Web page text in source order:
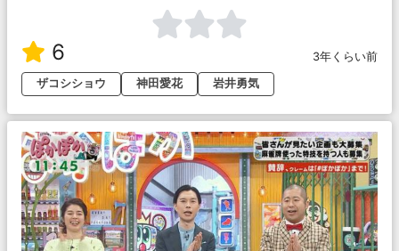
6
3年くらい前
ザコシショウ
神田愛花 岩井勇気